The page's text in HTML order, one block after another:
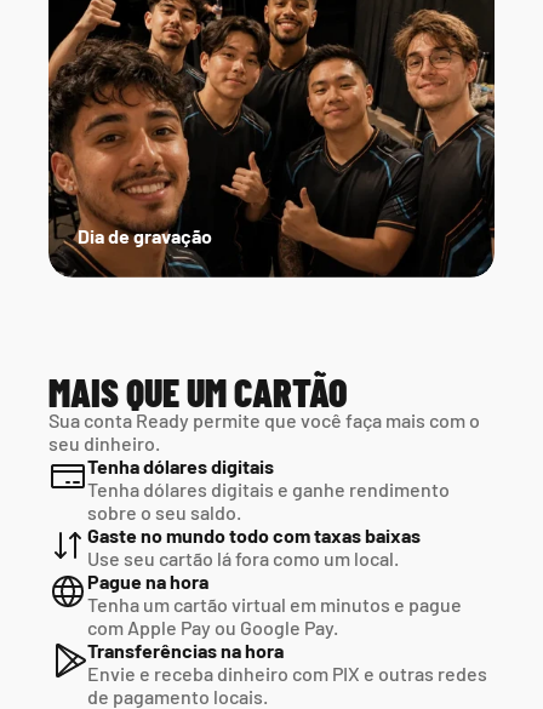
Dia de gravação
MAIS QUE UM CARTÃO
Sua conta Ready permite que você faça mais com o
seu dinheiro.
Tenha dólares digitais
Tenha dólares digitais e ganhe rendimento
sobre o seu saldo.
Gaste no mundo todo com taxas baixas
Use seu cartão lá fora como um local.
Pague na hora
Tenha um cartão virtual em minutos e pague
com Apple Pay ou Google Pay.
Transferências na hora
Envie e receba dinheiro com PIX e outras redes
de pagamento locais.